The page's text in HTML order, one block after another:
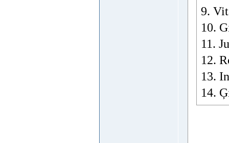
9.
10.
11.
12.
13.
14.